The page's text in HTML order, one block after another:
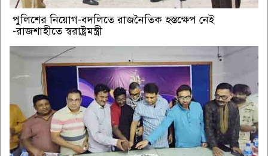
পুলিশের নিয়োগ-বদলিতে রাজনৈতিক হস্তক্ষেপ নেই
-রাজশাহীতে স্বরাষ্ট্রমন্ত্রী